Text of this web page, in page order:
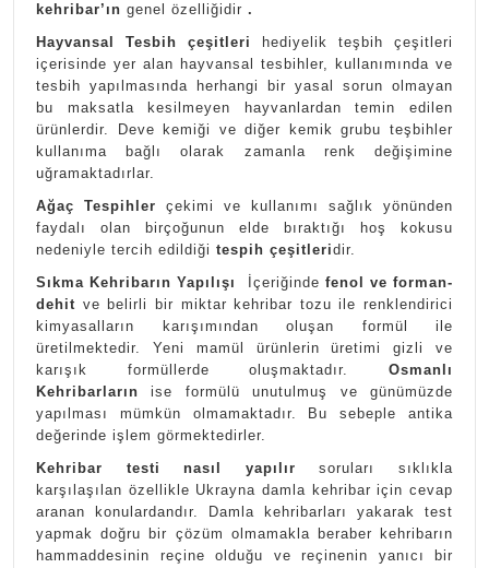
kehribar’ın genel özelliğidir .
Hayvansal Tesbih çeşitleri
hediyelik teşbih çeşitleri
içerisinde yer alan hayvansal tesbihler, kullanımında ve
tesbih yapılmasında herhangi bir yasal sorun olmayan
bu maksatla kesilmeyen hayvanlardan temin edilen
ürünlerdir. Deve kemiği ve diğer kemik grubu teşbihler
kullanıma bağlı olarak zamanla renk değişimine
uğramaktadırlar.
Ağaç Tespihler çekimi ve kullanımı sağlık yönünden
faydalı olan birçoğunun elde bıraktığı hoş kokusu
nedeniyle tercih edildiği tespih çeşitleridir.
Sıkma Kehribarın Yapılışı
İçeriğinde fenol ve forman-
dehit ve belirli bir miktar kehribar tozu ile renklendirici
kimyasalların karışımından oluşan formül ile
üretilmektedir. Yeni mamül ürünlerin üretimi gizli ve
karışık formüllerde oluşmaktadır. Osmanlı
Kehribarların ise formülü unutulmuş ve günümüzde
yapılması mümkün olmamaktadır. Bu sebeple antika
değerinde işlem görmektedirler.
Kehribar testi nasıl yapılır soruları sıklıkla
karşılaşılan özellikle Ukrayna damla kehribar için cevap
aranan konulardandır. Damla kehribarları yakarak test
yapmak doğru bir çözüm olmamakla beraber kehribarın
hammaddesinin reçine olduğu ve reçinenin yanıcı bir